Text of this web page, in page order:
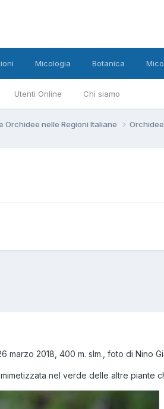
Utenti Online Chi siamo
Micologia Botanica
Orchidee nelle Regioni Italiane
marzo 2018, 400 m. slm., foto di Nino
nel verde delle altre